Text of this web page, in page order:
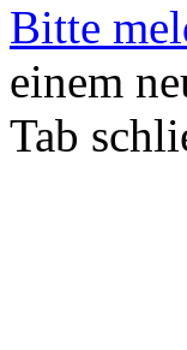
Bitte
einem
Tab